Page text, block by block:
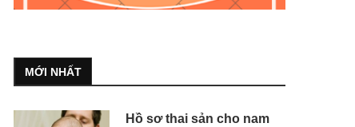
MỚI NHẤT
Hồ sơ thai sản cho nam